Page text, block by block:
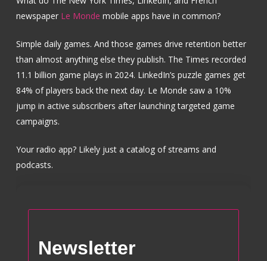
newspaper Le Monde mobile apps have in common?
Simple daily games. And those games drive retention better
than almost anything else they publish. The Times recorded
11.1 billion game plays in 2024. LinkedIn’s puzzle games get
84% of players back the next day. Le Monde saw a 10%
jump in active subscribers after launching targeted game
campaigns.
Your radio app? Likely just a catalog of streams and
podcasts.